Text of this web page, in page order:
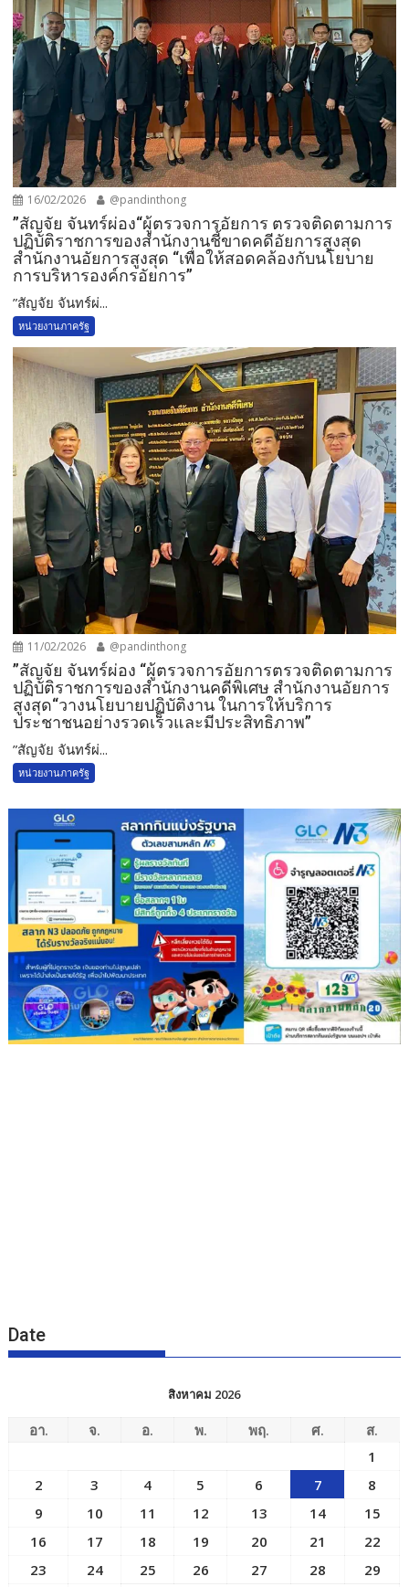
16/02/2026 @pandinthong
”สัญจัย จันทร์ผ่อง“ผู้ตรวจการอัยการ ตรวจติดตามการ
ปฏิบัติราชการของสำนักงานชี้ขาดคดีอัยการสูงสุด
สำนักงานอัยการสูงสุด “เพื่อให้สอดคล้องกับนโยบาย
การบริหารองค์กรอัยการ”
”สัญจัย จันทร์ผ่...
หน่วยงานภาครัฐ
11/02/2026 @pandinthong
”สัญจัย จันทร์ผ่อง “ผู้ตรวจการอัยการตรวจติดตามการ
ปฏิบัติราชการของสำนักงานคดีพิเศษ สำนักงานอัยการ
สูงสุด“วางนโยบายปฏิบัติงาน ในการให้บริการ
ประชาชนอย่างรวดเร็วและมีประสิทธิภาพ”
”สัญจัย จันทร์ผ่...
หน่วยงานภาครัฐ
Date
สิงหาคม 2026
อา. จ. อ. พ. พฤ. ศ.
ส.
1
2
3 4 5 6 7
8
9
10 11 12 13 14
15
16
17 18 19 20 21
22
23
24 25 26 27 28
29